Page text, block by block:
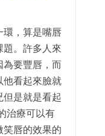
環，算是嘴唇
。許多人來
為要豐唇，而
他看起來臉就
但是就是看起
治療可以有
唇的效果的